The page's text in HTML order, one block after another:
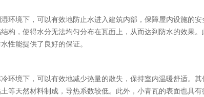
环境下，可以有效地防止水进入建筑内部，保障屋内设施的安
构，使得水分无法均匀分布在瓦面上，从而达到防水的效果。
性能提供了良好的保证。
环境下，可以有效地减少热量的散失，保持室内温暖舒适。其
等天然材料制成，导热系数较低。此外，小青瓦的表面也具有